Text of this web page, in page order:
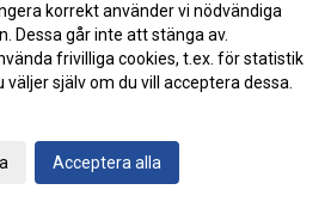
5000m
utdelning 2025-11-04 22:56
korrekt använder vi nödvändiga
Dessa går inte att stänga av.
frivilliga cookies, t.ex. för statistik
själv om du vill acceptera dessa.
Acceptera alla